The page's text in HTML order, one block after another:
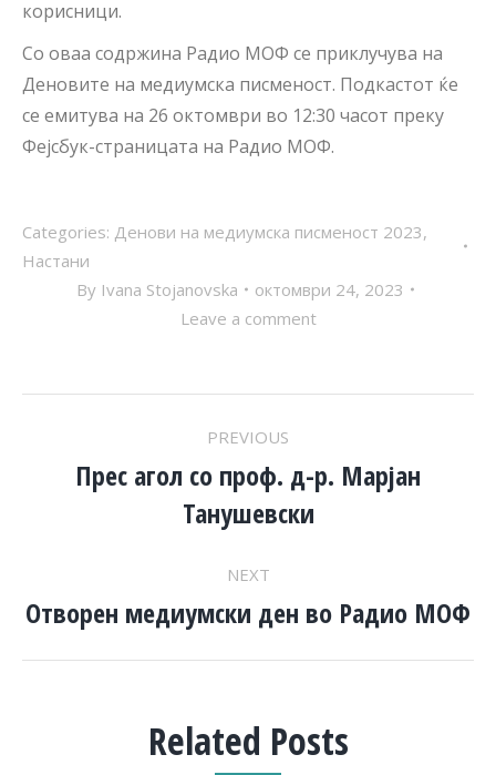
корисници.
Со оваа содржина Радио МОФ се приклучува на
Деновите на медиумска писменост. Подкастот ќе
се емитува на 26 октомври во 12:30 часот преку
Фејсбук-страницата на Радио МОФ.
Categories: Денови на медиумска писменост 2023,
Настани
By Ivana Stojanovska
октомври 24, 2023
Leave a comment
NAVIGATION
PREVIOUS
Previous
post:
Прес агол со проф. д-р. Марјан
Танушевски
NEXT
Next
Отворен медиумски ден во Радио МОФ
Related Posts